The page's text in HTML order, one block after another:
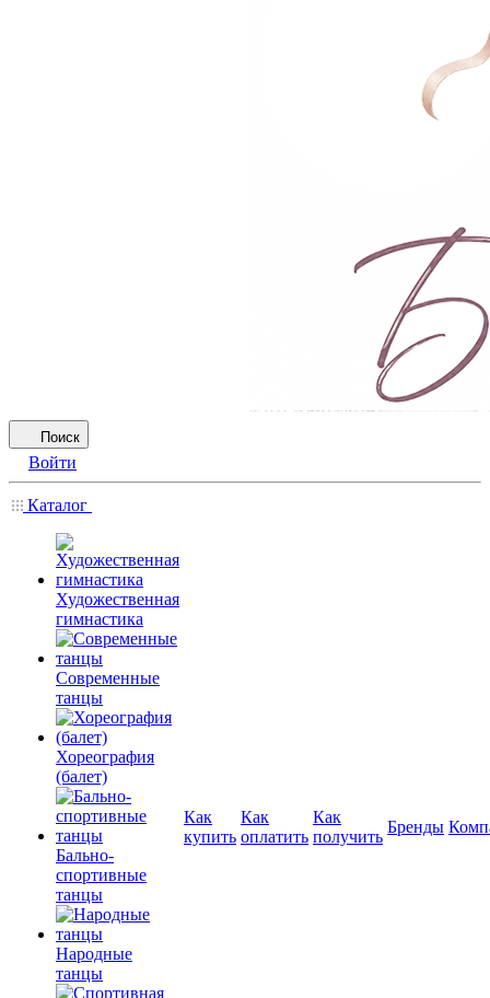
Поиск
Войти
Каталог
Художественная
гимнастика
Современные
танцы
Хореография
(балет)
Бально-
спортивные
танцы
Народные
танцы
Как
купить
Как
оплатить
Как
получить
Бренды